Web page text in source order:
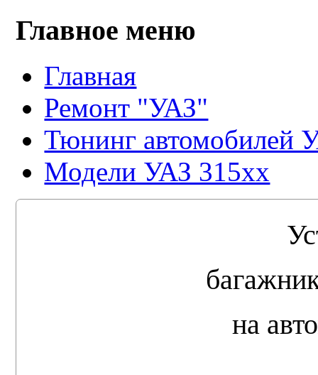
Главное меню
Главная
Ремонт "УАЗ"
Тюнинг автомобилей
Модели УАЗ 315xx
на